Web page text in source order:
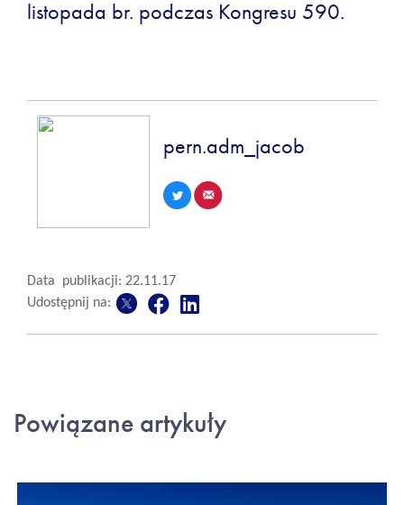
listopada br. podczas Kongresu 590.
pern.adm_jacob
Data publikacji: 22.11.17
Udostępnij na:
Powiązane artykuły